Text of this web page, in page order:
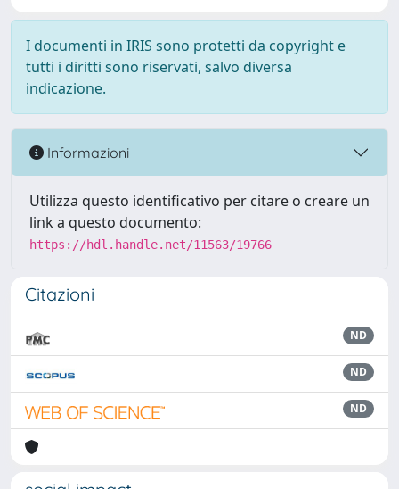
I documenti in IRIS sono protetti da copyright e
tutti i diritti sono riservati, salvo diversa
indicazione.
Informazioni
Utilizza questo identificativo per citare o creare un
link a questo documento:
https://hdl.handle.net/11563/19766
Citazioni
ND
ND
ND